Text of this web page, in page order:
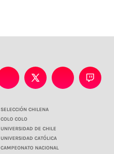
SELECCIÓN CHILENA
COLO COLO
UNIVERSIDAD DE CHILE
UNIVERSIDAD CATÓLICA
CAMPEONATO NACIONAL